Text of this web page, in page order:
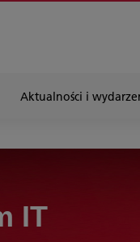
Aktualności i
IT